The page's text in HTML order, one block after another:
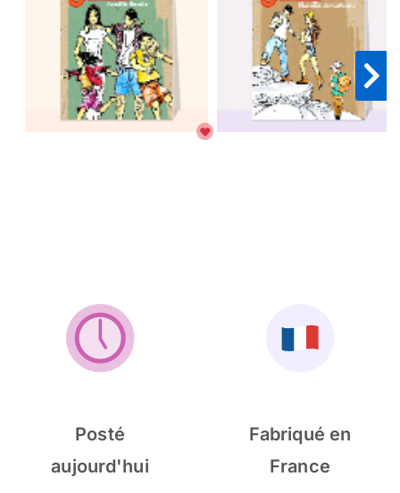
Posté
aujourd'hui
Fabriqué en
France